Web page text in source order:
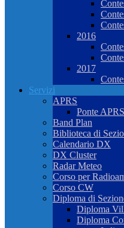
2016
2017
Servizi
APRS
Ponte APRS
Band Plan
Biblioteca di
Calendario DX
DX Cluster
Radar Meteo
Corso per
Corso CW
Diploma di
Diploma
Diploma